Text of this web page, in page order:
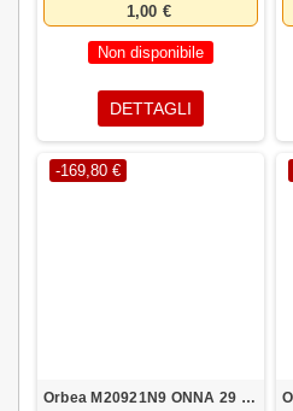
1,00 €
Non disponibile
DETTAGLI
-169,80 €
Orbea M20921N9 ONNA 29 30 XL NEG-PLA